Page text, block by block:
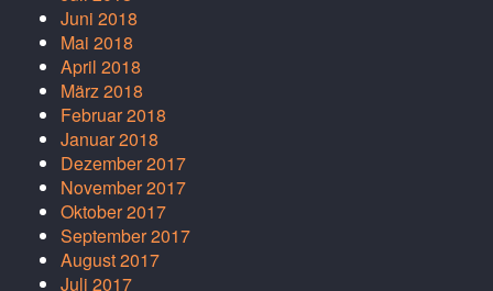
Juni 2018
Mai 2018
April 2018
März 2018
Februar 2018
Januar 2018
Dezember 2017
November 2017
Oktober 2017
September 2017
August 2017
Juli 2017